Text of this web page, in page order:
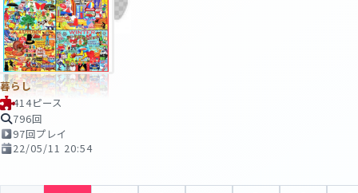
暮らし
414ピース
796回
97回プレイ
22/05/11 20:54